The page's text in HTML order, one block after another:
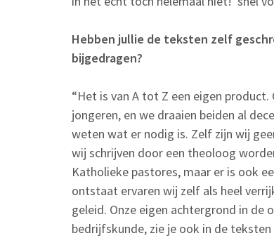
Hebben jullie de teksten zelf
bijgedragen?
“Het is van A tot Z een eigen
jongeren, en we draaien beiden al
weten wat er nodig is. Zelf zijn wij
wij schrijven door een theoloog
Katholieke pastores, maar er is ook
ontstaat ervaren wij zelf als heel
geleid. Onze eigen achtergrond in
bedrijfskunde, zie je ook in de